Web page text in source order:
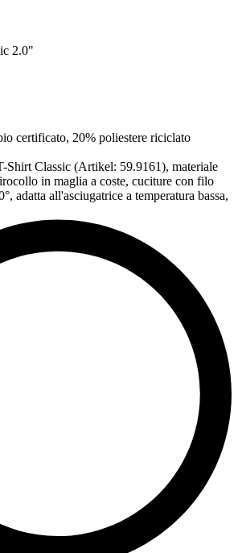
2.0"
certificato, 20% poliestere riciclato
Shirt Classic (Artikel: 59.9161), materiale
in maglia a coste, cuciture con filo
adatta all'asciugatrice a temperatura bassa,